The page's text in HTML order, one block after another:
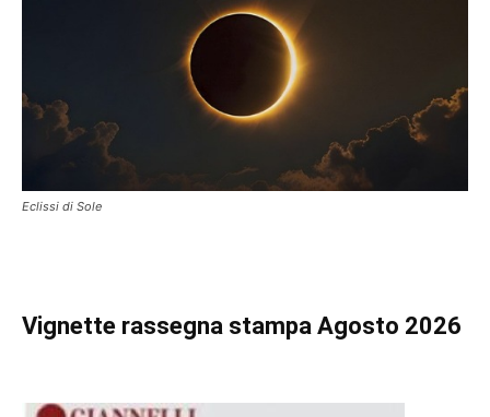
Eclissi di Sole
Vignette rassegna stampa Agosto 2026